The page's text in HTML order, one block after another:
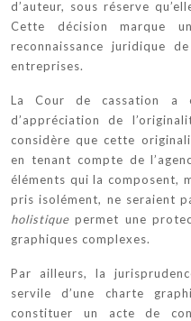
d’auteur, sous réserve
Cette décision marque
reconnaissance juridique
entreprises.
La Cour de cassation a
d’appréciation de
considère que cette
en tenant compte de
éléments qui la composent,
pris isolément, ne seraient
holistiquepermet une
graphiques complexes.
Par ailleurs, la
servile d’une charte
constituer un acte de